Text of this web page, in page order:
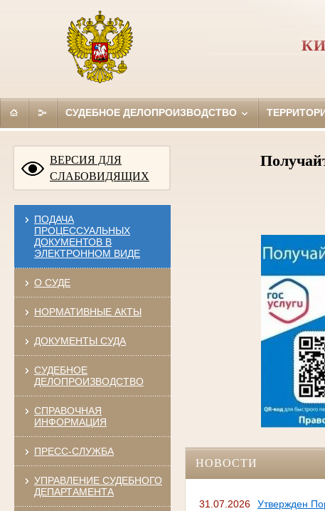
СУДЕБНОЕ ДЕЛОПРОИЗВОДСТВО
ВЕРСИЯ ДЛЯ
СЛАБОВИДЯЩИХ
ПОДАЧА
ПРОЦЕССУАЛЬНЫХ
ДОКУМЕНТОВ В
ЭЛЕКТРОННОМ ВИДЕ
О СУДЕ
НОРМАТИВНЫЕ АКТЫ
ДОКУМЕНТЫ СУДА
СУДЕБНОЕ
ДЕЛОПРОИЗВОДСТВО
СПРАВОЧНАЯ
ИНФОРМАЦИЯ
ПРЕСС-СЛУЖБА
УПРАВЛЕНИЕ СУДЕБНОГО
ДЕПАРТАМЕНТА
НОВОСТИ
31.07.2026
Утвержден